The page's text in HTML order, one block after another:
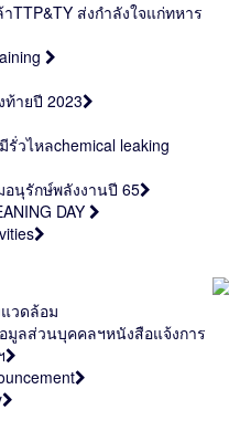
TTP&TY ส่งกำลังใจแก่ทหาร
ายปี 2023
รั่วไหลchemical leaking
อนุรักษ์พลังงานปี 65
DAY
วดล้อม
มูลส่วนบุคคลฯหนังสือแจ้งการ